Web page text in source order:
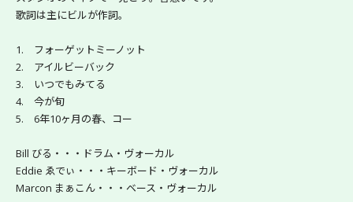
歌詞は主にビルが作詞。
1.　フォーゲットミーノット
2.　アイルビーバック
3.　いつでもみてる
4.　今が旬
5.　6年10ヶ月の春、コー
Bill びる・・・ドラム・ヴォーカル
Eddie ゑでぃ・・・キーボード・ヴォーカル
Marcon まぁこん・・・ベース・ヴォーカル